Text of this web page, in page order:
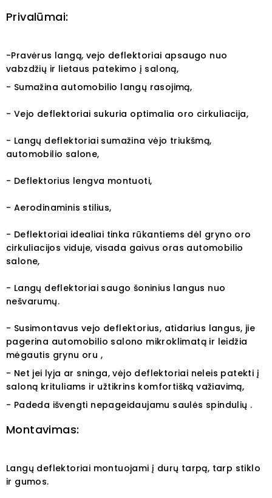
Privalūmai:
-Pravėrus langą, vejo deflektoriai apsaugo nuo
vabzdžių ir lietaus patekimo į saloną,
- Sumažina automobilio langų rasojimą,
- Vejo deflektoriai sukuria optimalia oro cirkuliacija,
- Langų deflektoriai sumažina vėjo triukšmą,
automobilio salone,
- Deflektorius lengva montuoti,
- Aerodinaminis stilius,
- Deflektoriai idealiai tinka rūkantiems dėl gryno oro
cirkuliacijos viduje, visada gaivus oras automobilio
salone,
- Langų deflektoriai saugo šoninius langus nuo
nešvarumų.
- Susimontavus vejo deflektorius, atidarius langus, jie
pagerina automobilio salono mikroklimatą ir leidžia
mėgautis grynu oru ,
- Net jei lyja ar sninga, vėjo deflektoriai neleis patekti į
saloną krituliams ir užtikrins komfortišką važiavimą,
- Padeda išvengti nepageidaujamu saulės spindulių .
Montavimas:
Langų deflektoriai montuojami į durų tarpą, tarp stiklo
ir gumos.